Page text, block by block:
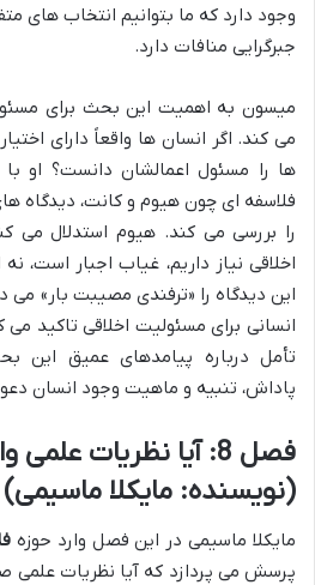
وجود دارد که ما بتوانیم انتخاب های
جبرگرایی منافات دارد.
میسون به اهمیت این بحث برای
می کند. اگر انسان ها واقعاً دارای
ها را مسئول اعمالشان دانست؟ او با
فلاسفه ای چون هیوم و کانت، دیدگاه
را بررسی می کند. هیوم استدلال می
اخلاقی نیاز داریم، غیاب اجبار است، نه
این دیدگاه را «ترفندی مصیبت بار» می
انسانی برای مسئولیت اخلاقی تاکید
تأمل درباره پیامدهای عمیق این
پاداش، تنبیه و ماهیت وجود انسان
فصل 8: آیا نظریات
(نویسنده: مایکلا ماسیمی)
مایکلا ماسیمی در این فصل وارد حوزه
پرسش می پردازد که آیا نظریات علمی